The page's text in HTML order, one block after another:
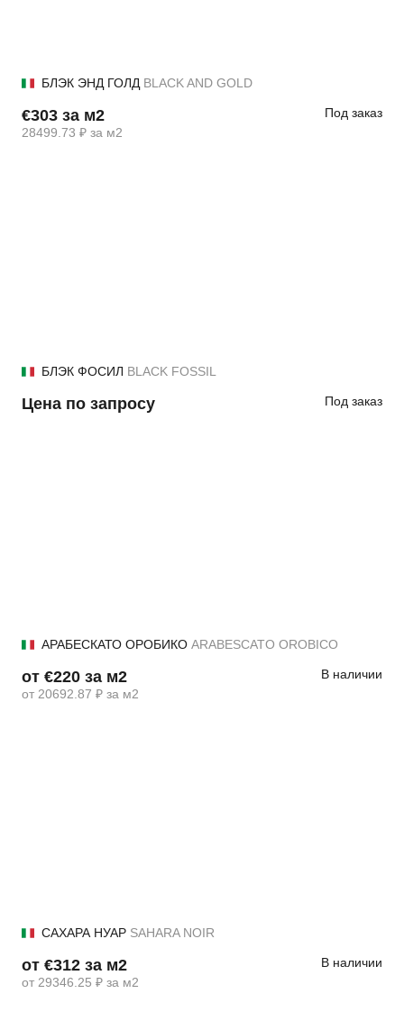
БЛЭК ЭНД ГОЛД BLACK AND GOLD
€303 за м2
28499.73 ₽ за м2
Под заказ
БЛЭК ФОСИЛ BLACK FOSSIL
Цена по запросу Под заказ
АРАБЕСКАТО ОРОБИКО ARABESCATO OROBICO
от €220 за м2
от 20692.87 ₽ за м2
В наличии
САХАРА НУАР SAHARA NOIR
от €312 за м2
от 29346.25 ₽ за м2
В наличии